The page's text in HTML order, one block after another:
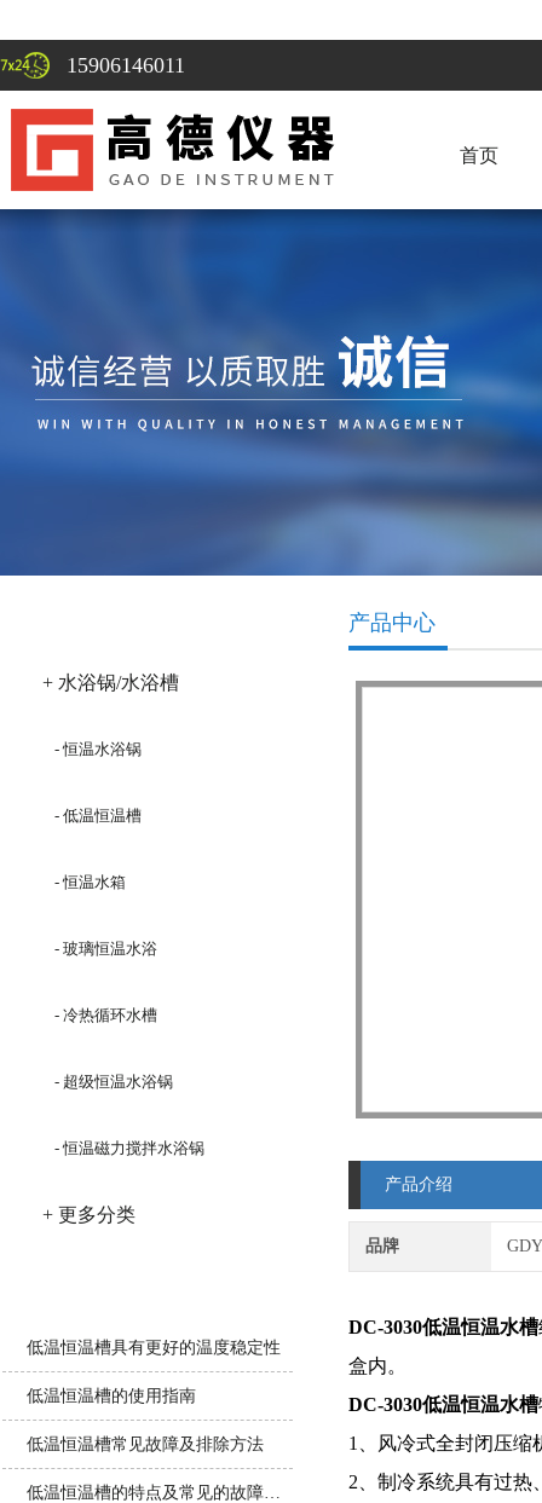
15906146011
首页
+ 水浴锅/水浴槽
- 恒温水浴锅
- 低温恒温槽
- 恒温水箱
- 玻璃恒温水浴
- 冷热循环水槽
- 超级恒温水浴锅
- 恒温磁力搅拌水浴锅
+ 更多分类
低温恒温槽具有更好的温度稳定性
低温恒温槽的使用指南
低温恒温槽常见故障及排除方法
低温恒温槽的特点及常见的故障排除
产品中心
产品介绍
品牌
DC-3030低温恒温水槽
盒内。
DC-3030低温恒温水槽
1、风冷式全封闭压
2、制冷系统具有过热